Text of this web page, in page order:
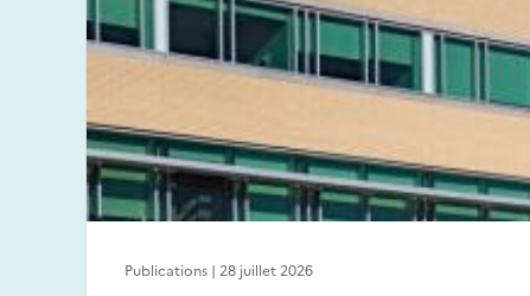
Publications | 28 juillet 2026